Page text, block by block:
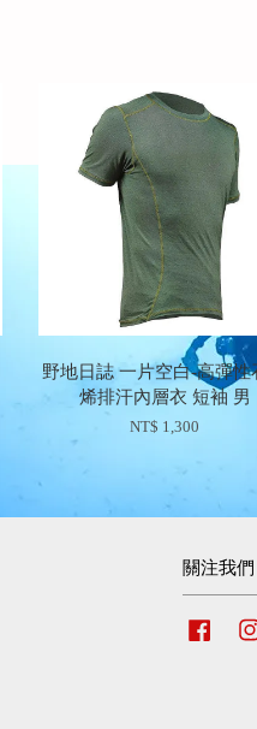
野地日誌 一片空白-高彈性
烯排汗內層衣 短袖 男
NT$ 1,300
關注我們